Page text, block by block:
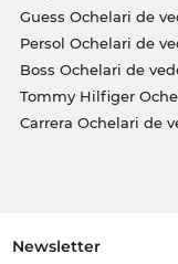
Guess Ochelari de
Persol Ochelari de
Boss Ochelari de
Tommy Hilfiger
Carrera Ochelari de
Newsletter